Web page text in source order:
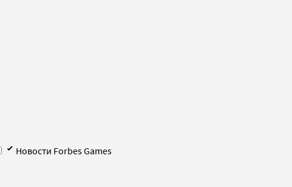
Новости Forbes Games